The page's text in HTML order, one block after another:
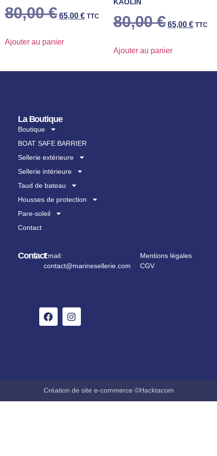
80,00€ 65,00 € TTC
Ajouter au panier
80,00€ 65,00 € TTC
Ajouter au panier
La Boutique
Boutique
BOAT SAFE BARRIER
Sellerie extérieure
Sellerie intérieure
Taud de bateau
Housses de protection
Pare-soleil
Contact
ContactEmail:
contact@marinesellerie.com
Mentions légales
CGV
Création de site e-commerce ©Hacktacom